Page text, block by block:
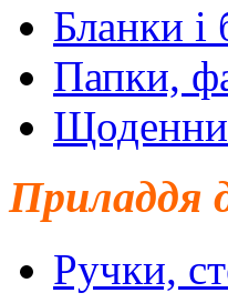
Бланки і
Папки,
Приладдя
Ручки,